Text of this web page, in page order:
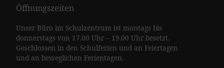
Öffnungszeiten
Unser Büro im Schulzentrum ist montags bis
donnerstags von 17.00 Uhr – 19.00 Uhr besetzt.
Geschlossen in den Schulferien und an Feiertagen
und an beweglichen Ferientagen.